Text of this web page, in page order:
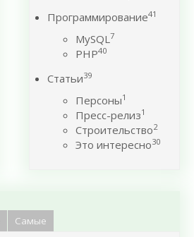
Программирование41
MySQL7
PHP40
Статьи39
Персоны1
Пресс-релиз1
Строительство2
Это интересно30
Самые